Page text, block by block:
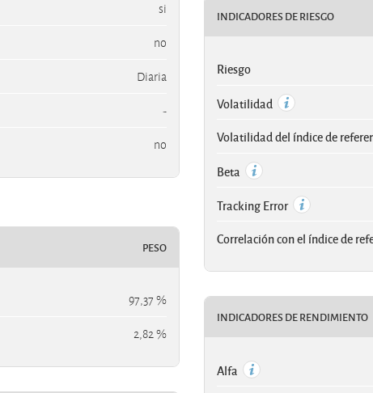
si
no
Diaria
-
no
PESO
97,37 %
2,82 %
INDICADORES DE RIESGO
Riesgo
Volatilidad
Volatilidad del índice de
Beta
Tracking Error
Correlación con el índice de
INDICADORES DE RENDIMIENTO
Alfa